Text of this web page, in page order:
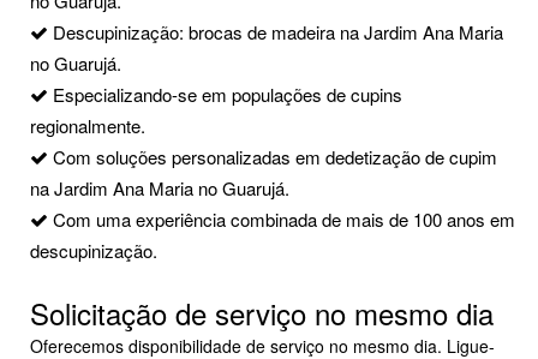
Descupinização: brocas de madeira na Jardim Ana Maria
no Guarujá.
Especializando-se em populações de cupins
regionalmente.
Com soluções personalizadas em dedetização de cupim
na Jardim Ana Maria no Guarujá.
Com uma experiência combinada de mais de 100 anos em
descupinização.
Solicitação de serviço no mesmo dia
Oferecemos disponibilidade de serviço no mesmo dia. Ligue-